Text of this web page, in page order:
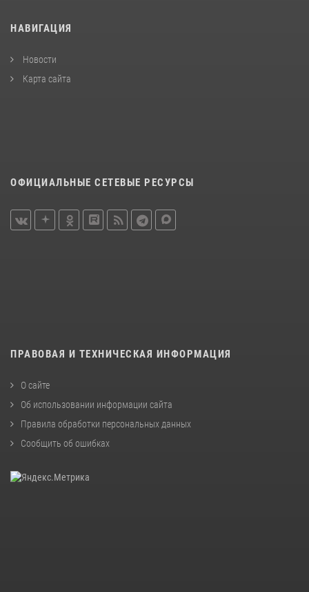
НАВИГАЦИЯ
Новости
Карта сайта
ОФИЦИАЛЬНЫЕ СЕТЕВЫЕ РЕСУРСЫ
ПРАВОВАЯ И ТЕХНИЧЕСКАЯ ИНФОРМАЦИЯ
О сайте
Об использовании информации сайта
Правила обработки персональных данных
Сообщить об ошибках